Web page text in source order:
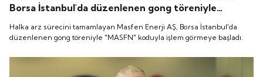
Borsa İstanbul'da düzenlenen gong töreniyle
"MASFN" koduyla işlem görmeye başladı.
Halka arz sürecini tamamlayan Masfen Enerji AŞ, Borsa İstanbul'da
düzenlenen gong töreniyle "MASFN" koduyla işlem görmeye başladı.